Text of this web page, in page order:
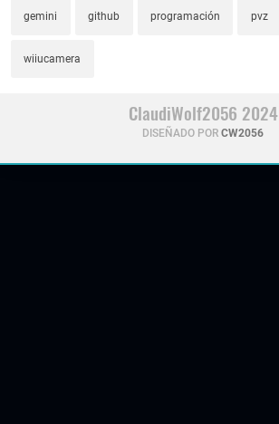
gemini github programación pvz
wiiucamera
ClaudiWolf2056 2024
DISEÑADO POR CW2056